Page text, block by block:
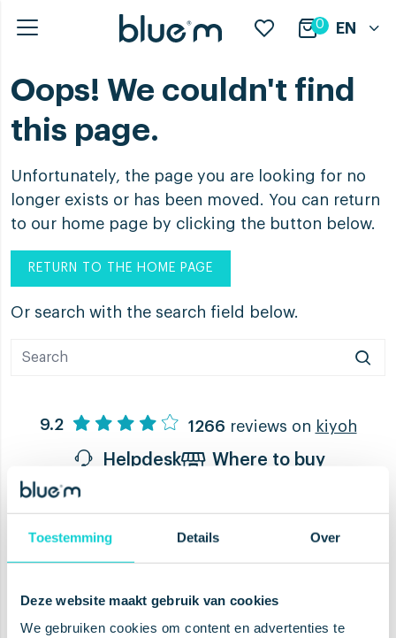
Toestemming Details Over
Deze website maakt gebruik van cookies
We gebruiken cookies om content en advertenties te
0 EN
Oops! We couldn't find
this page.
Unfortunately, the page you are looking for no
longer exists or has been moved. You can return
to our home page by clicking the button below.
RETURN TO THE HOME PAGE
Or search with the search field below.
9.2 1266 reviews on kiyoh
Helpdesk Where to buy
Boost your health, tweak oral